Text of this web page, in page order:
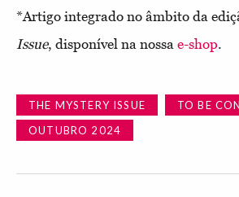
*Artigo integrado no âmbito da
Issue, disponível na nossa e-shop.
THE MYSTERY ISSUE
TO BE
OUTUBRO 2024